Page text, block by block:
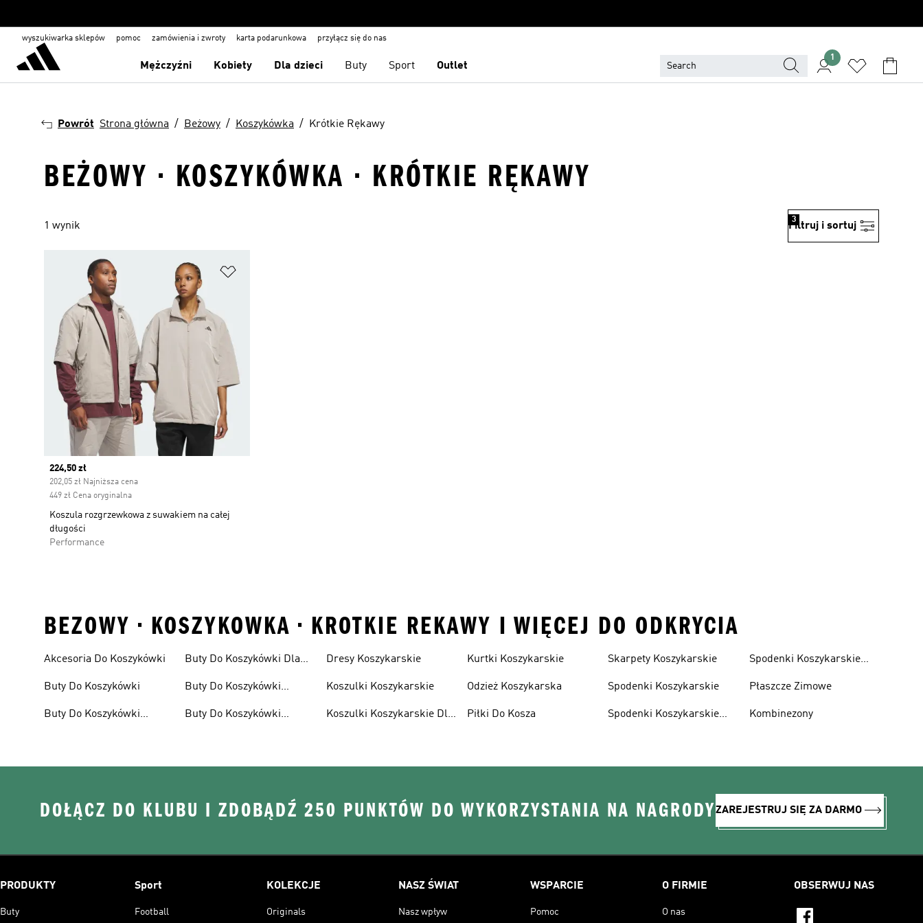
wyszukiwarka sklepów pomoc zamówienia i zwroty karta podarunkowa przyłącz się do nas
Mężczyźni Kobiety Dla dzieci Buty Sport Outlet
1
Powrót Strona główna Beżowy Koszykówka Krótkie Rękawy
BEŻOWY · KOSZYKÓWKA · KRÓTKIE RĘKAWY
1 wynik Filtruj i sortuj
3
Current price
224,50 zł
202,05 zł Najniższa cena
449 zł Cena oryginalna
Koszula rozgrzewkowa z suwakiem na całej
długości
Performance
BEZOWY • KOSZYKOWKA • KROTKIE REKAWY I WIĘCEJ DO ODKRYCIA
Akcesoria Do Koszykówki
Buty Do Koszykówki
Buty Do Koszykówki
Buty Do Koszykówki Dla
Buty Do Koszykówki
Buty Do Koszykówki
Dresy Koszykarskie
Koszulki Koszykarskie
Koszulki Koszykarskie Dla
Kurtki Koszykarskie
Odzież Koszykarska
Piłki Do Kosza
Skarpety Koszykarskie
Spodenki Koszykarskie
Spodenki Koszykarskie
Spodenki Koszykarskie
Płaszcze Zimowe
Kombinezony
DOŁĄCZ DO KLUBU I ZDOBĄDŹ 250 PUNKTÓW DO WYKORZYSTANIA NA NAGRODYZAREJESTRUJ SIĘ ZA DARMO
PRODUKTY
Buty
Sport
Football
KOLEKCJE
Originals
NASZ ŚWIAT
Nasz wpływ
WSPARCIE
Pomoc
O FIRMIE
O nas
OBSERWUJ NAS